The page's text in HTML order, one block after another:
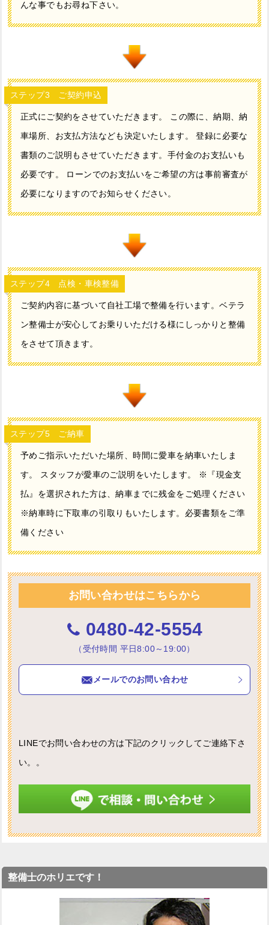
んな事でもお尋ね下さい。
ステップ3 ご契約申込
正式にご契約をさせていただきます。 この際に、納期、納
車場所、お支払方法なども決定いたします。 登録に必要な
書類のご説明もさせていただきます。手付金のお支払いも
必要です。 ローンでのお支払いをご希望の方は事前審査が
必要になりますのでお知らせください。
ステップ4 点検・車検整備
ご契約内容に基づいて自社工場で整備を行います。ベテラ
ン整備士が安心してお乗りいただける様にしっかりと整備
をさせて頂きます。
ステップ5 ご納車
予めご指示いただいた場所、時間に愛車を納車いたしま
す。 スタッフが愛車のご説明をいたします。 ※『現金支
払』を選択された方は、納車までに残金をご処理ください
※納車時に下取車の引取りもいたします。必要書類をご準
備ください
お問い合わせはこちらから
0480-42-5554
（受付時間 平日8:00～19:00）
メールでのお問い合わせ
LINEでお問い合わせの方は下記のクリックしてご連絡下さ
い。。
整備士のホリエです！